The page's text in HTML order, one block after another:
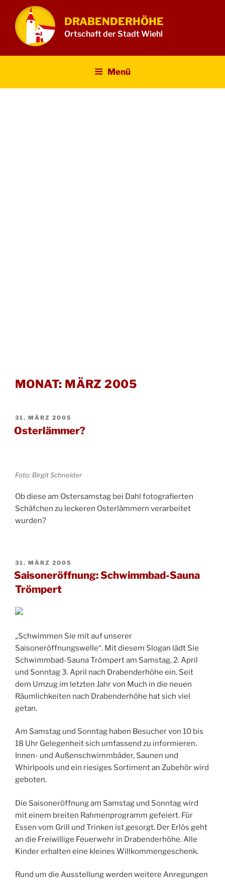
Inhalt
springen
DRABENDERHÖHE
Ortschaft der Stadt Wiehl
Menü
MONAT: MÄRZ 2005
VERÖFFENTLICHT
AM
31. MÄRZ 2005
Osterlämmer?
Foto: Birgit Schneider
Ob diese am Ostersamstag bei Dahl fotografierten
Schäfchen zu leckeren Osterlämmern verarbeitet
wurden?
VERÖFFENTLICHT
AM
31. MÄRZ 2005
Saisoneröffnung: Schwimmbad-Sauna
Trömpert
„Schwimmen Sie mit auf unserer
Saisoneröffnungswelle“. Mit diesem Slogan lädt Sie
Schwimmbad-Sauna Trömpert am Samstag, 2. April
und Sonntag 3. April nach Drabenderhöhe ein. Seit
dem Umzug im letzten Jahr von Much in die neuen
Räumlichkeiten nach Drabenderhöhe hat sich viel
getan.
Am Samstag und Sonntag haben Besucher von 10 bis
18 Uhr Gelegenheit sich umfassend zu informieren.
Innen- und Außenschwimmbäder, Saunen und
Whirlpools und ein riesiges Sortiment an Zubehör wird
geboten.
Die Saisoneröffnung am Samstag und Sonntag wird
mit einem breiten Rahmenprogramm gefeiert. Für
Essen vom Grill und Trinken ist gesorgt. Der Erlös geht
an die Freiwillige Feuerwehr in Drabenderhöhe. Alle
Kinder erhalten eine kleines Willkommengeschenk.
Rund um die Ausstellung werden weitere Anregungen